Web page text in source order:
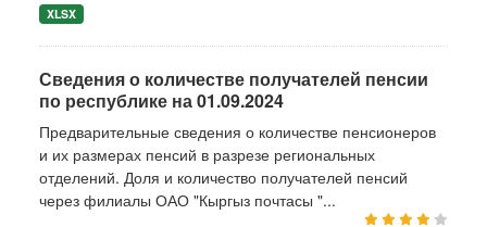
XLSX
Сведения о количестве получателей пенсии
по республике на 01.09.2024
Предварительные сведения о количестве пенсионеров
и их размерах пенсий в разрезе региональных
отделений. Доля и количество получателей пенсий
через филиалы ОАО "Кыргыз почтасы "...